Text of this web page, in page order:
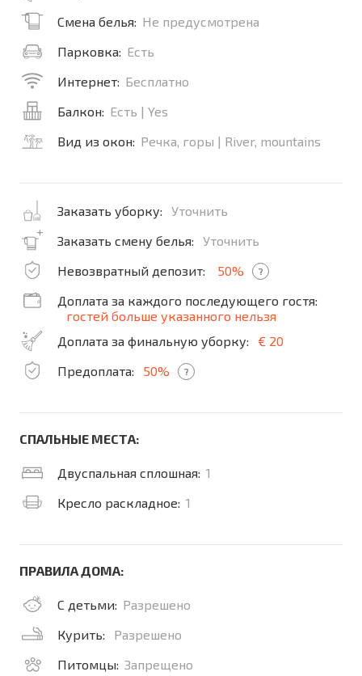
Смена белья: Не предусмотрена
Парковка: Есть
Интернет: Бесплатно
Балкон: Есть | Yes
Вид из окон: Речка, горы | River, mountains
Заказать уборку:
Уточнить
Заказать смену белья:
Уточнить
Невозвратный депозит:
50% ?
Доплата за каждого последующего гостя:
гостей больше указанного нельзя
Доплата за финальную уборку:
€ 20
Предоплата:
50% ?
СПАЛЬНЫЕ МЕСТА:
Двуспальная сплошная: 1
Кресло раскладное: 1
ПРАВИЛА ДОМА:
С детьми: Разрешено
Курить:
Разрешено
Питомцы: Запрещено